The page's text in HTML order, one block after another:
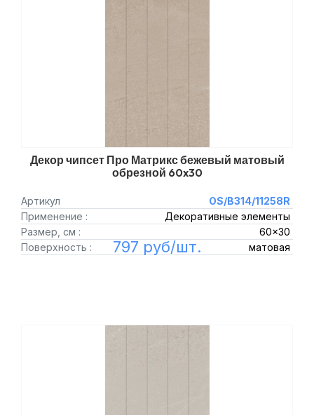
Декор чипсет Про Матрикс бежевый матовый
обрезной 60x30
Артикул
OS/B314/11258R
Применение :
Декоративные элементы
Размер, см :
60x30
Поверхность :
матовая
797 руб/шт.